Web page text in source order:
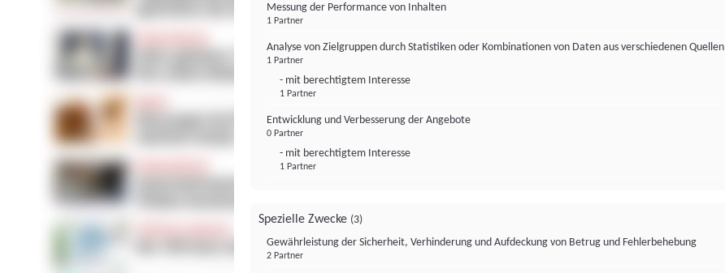
Messung der Performance von Inhalten
1 Partner
Analyse von Zielgruppen durch Statistiken oder Kombinationen von Daten aus verschiedenen Quellen
1 Partner
- mit berechtigtem Interesse
1 Partner
Entwicklung und Verbesserung der Angebote
0 Partner
- mit berechtigtem Interesse
1 Partner
Spezielle Zwecke (3)
Gewährleistung der Sicherheit, Verhinderung und Aufdeckung von Betrug und Fehlerbehebung
2 Partner